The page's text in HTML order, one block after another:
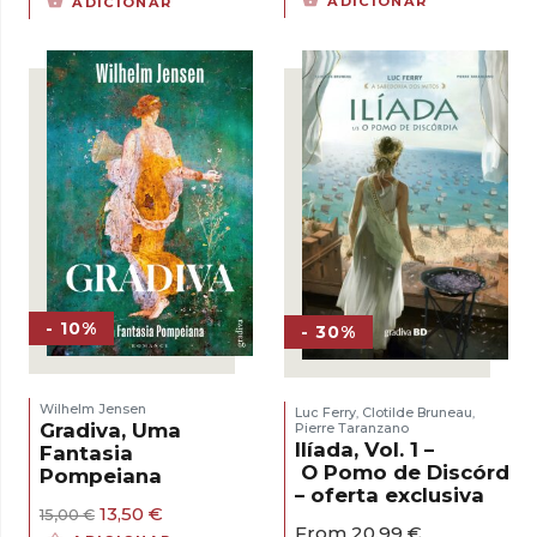
16,00 €.14,40 €.
17,00 €.15,30 €.
- 10%
Wilhelm Jensen
Gradiva, Uma
Fantasia
Pompeiana
15,00€ O
13,50 €
- 30%
Luc Ferry, Clotilde Bruneau
Pierre Taranzano
Ilíada, Vol. 1 –
O Pomo de Discórdia
– oferta exclusiva